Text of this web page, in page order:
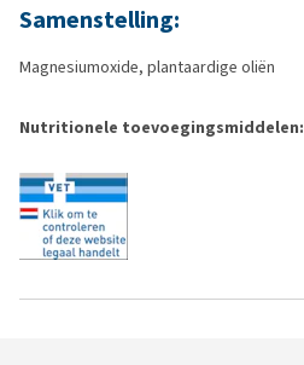
Samenstelling:
Magnesiumoxide, plantaardige oliën
Nutritionele toevoegingsmiddelen: